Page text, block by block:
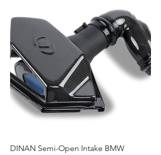
DINAN Semi-Open Intake BMW